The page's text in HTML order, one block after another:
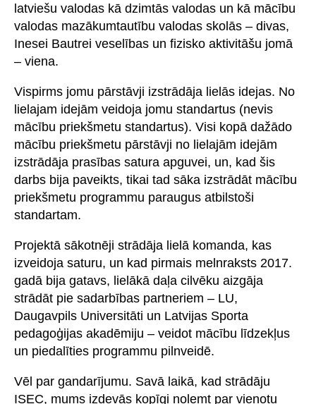
latviešu valodas kā dzimtās valodas un kā mācību
valodas mazākumtautību valodas skolās – divas,
Inesei Bautrei veselības un fizisko aktivitāšu jomā
– viena.
Vispirms jomu pārstāvji izstrādāja lielās idejas. No
lielajam idejām veidoja jomu standartus (nevis
mācību priekšmetu standartus). Visi kopā dažādo
mācību priekšmetu pārstāvji no lielajām idejām
izstrādāja prasības satura apguvei, un, kad šis
darbs bija paveikts, tikai tad sāka izstrādāt mācību
priekšmetu programmu paraugus atbilstoši
standartam.
Projektā sākotnēji strādāja lielā komanda, kas
izveidoja saturu, un kad pirmais melnraksts 2017.
gadā bija gatavs, lielākā daļa cilvēku aizgāja
strādāt pie sadarbības partneriem – LU,
Daugavpils Universitāti un Latvijas Sporta
pedagoģijas akadēmiju – veidot mācību līdzekļus
un piedalīties programmu pilnveidē.
Vēl par gandarījumu. Savā laikā, kad strādāju
ISEC, mums izdevās kopīgi nolemt par vienotu